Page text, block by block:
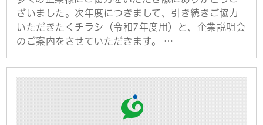
ざいました。次年度につきまして、引き続きご協力
いただきたくチラシ（令和7年度用）と、企業説明会
のご案内をさせていただきます。 …